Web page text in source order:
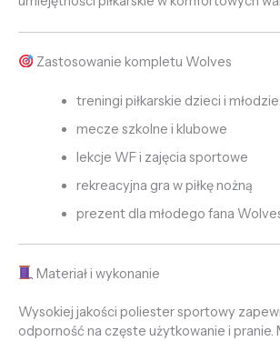
Zastosowanie kompletu Wolves
treningi piłkarskie dzieci i
mecze szkolne i klubowe
lekcje WF i zajęcia sportowe
rekreacyjna gra w piłkę nożną
prezent dla młodego fana
Materiał i wykonanie
Wysokiej jakości poliester sportowy
odporność na częste użytkowanie i pranie.